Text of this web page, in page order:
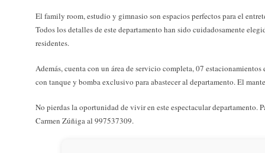
El family room, estudio y gimnasio son espacios perfectos para el
Todos los detalles de este departamento han sido cuidadosamente
residentes.
Además, cuenta con un área de servicio completa, 07
con tanque y bomba exclusivo para abastecer al departamento. El
No pierdas la oportunidad de vivir en este espectacular departamento.
Carmen Zúñiga al 997537309.